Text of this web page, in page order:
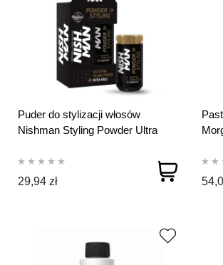
Puder do stylizacji włosów
Nishman Styling Powder Ultra
29,94 zł